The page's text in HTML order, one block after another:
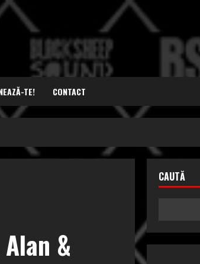
TE! CONTACT
&
CAUTĂ